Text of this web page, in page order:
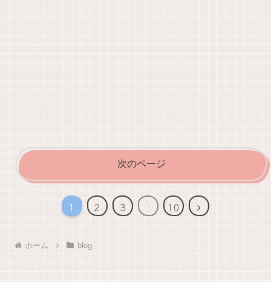
次のページ
1 2 3 … 10
次
ホーム blog